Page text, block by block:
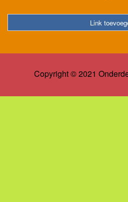
Link
Copyright © 2021